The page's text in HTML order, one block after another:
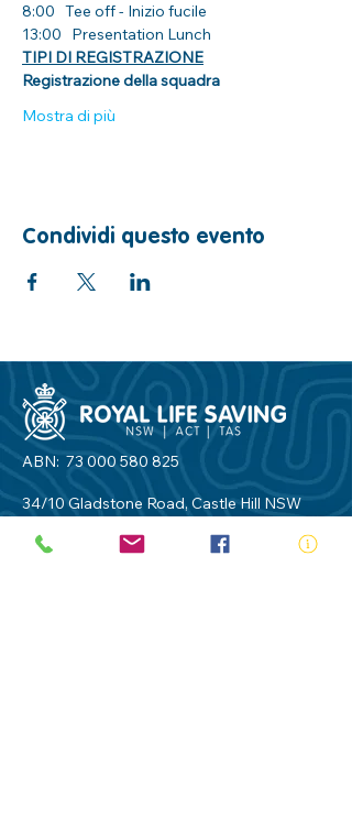
8:00   Tee off - Inizio fucile
13:00   Presentation Lunch
TIPI DI REGISTRAZIONE
Registrazione della squadra
Mostra di più
Condividi questo evento
ABN: 73 000 580 825
34/10 Gladstone Road, Castle Hill NSW
PO Box 8307, Baulkham Hills BC NSW